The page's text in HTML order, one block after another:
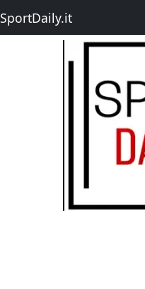
SportDaily.it